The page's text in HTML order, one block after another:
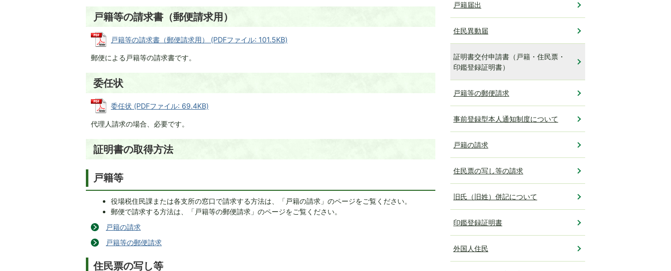
戸籍等の請求書（郵便請求用）
戸籍等の請求書（郵便請求用） (PDFファイル: 101.5KB)
郵便による戸籍等の請求書です。
委任状
委任状 (PDFファイル: 69.4KB)
代理人請求の場合、必要です。
証明書の取得方法
戸籍等
役場税住民課または各支所の窓口で請求する方法は、「戸籍の請求」のページをご覧ください。
郵便で請求する方法は、「戸籍等の郵便請求」のページをご覧ください。
戸籍の請求
戸籍等の郵便請求
住民票の写し等
戸籍届出
住民異動届
証明書交付申請書（戸籍・住民票・
印鑑登録証明書）
戸籍等の郵便請求
事前登録型本人通知制度について
戸籍の請求
住民票の写し等の請求
旧氏（旧姓）併記について
印鑑登録証明書
外国人住民